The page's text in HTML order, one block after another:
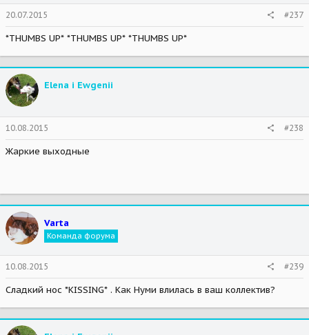
20.07.2015 #237
*THUMBS UP* *THUMBS UP* *THUMBS UP*
Elena i Ewgenii
10.08.2015 #238
Жаркие выходные
Varta
Команда форума
10.08.2015 #239
Сладкий нос *KISSING* . Как Нуми влилась в ваш коллектив?